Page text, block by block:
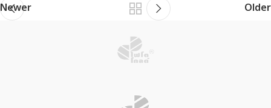
Newer Older